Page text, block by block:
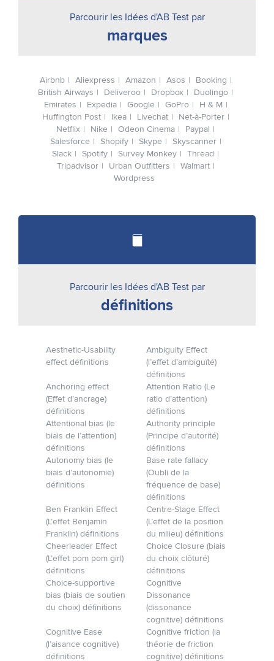
Parcourir les Idées d'AB Test par
marques
Airbnb Aliexpress Amazon Asos
Booking
British Airways
Deliveroo Dropbox
Duolingo
Emirates
Expedia Google GoPro
H & M
Huffington Post
Ikea Livechat
Net-à-Porter
Netflix
Nike Odeon Cinema
Paypal
Salesforce
Shopify Skype
Skyscanner
Slack
Spotify Survey Monkey
Thread
Tripadvisor
Urban Outfitters
Walmart
Wordpress
Parcourir les Idées d'AB Test par
définitions
Aesthetic-Usability
effect définitions
Ambiguity Effect
(l’effet d’ambiguïté)
définitions
Anchoring effect
(Effet d’ancrage)
définitions
Attention Ratio (Le
ratio d’attention)
définitions
Attentional bias (le
biais de l’attention)
définitions
Authority principle
(Principe d’autorité)
définitions
Autonomy bias (le
biais d’autonomie)
définitions
Base rate fallacy
(Oubli de la
fréquence de base)
définitions
Ben Franklin Effect
(L’effet Benjamin
Franklin) définitions
Centre-Stage Effect
(L’effet de la position
du milieu) définitions
Cheerleader Effect
(L’effet pom pom girl)
définitions
Choice Closure (biais
du choix clôturé)
définitions
Choice-supportive
bias (biais de soutien
du choix) définitions
Cognitive
Dissonance
(dissonance
cognitive) définitions
Cognitive Ease
(l’aisance cognitive)
définitions
Cognitive friction (la
théorie de friction
cognitive) définitions